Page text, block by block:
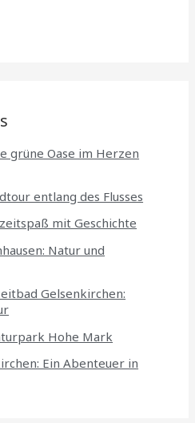
grüne Oase im Herzen
entlang des Flusses
mit Geschichte
Natur und
Gelsenkirchen:
Hohe Mark
Ein Abenteuer in